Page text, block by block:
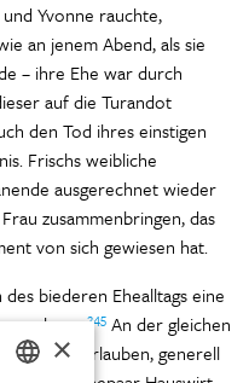
Yvonne rauchte,
an jenem Abend, als sie
– ihre Ehe war durch
auf die Turandot
den Tod ihres einstigen
Frischs weibliche
ausgerechnet wieder
zusammenbringen, das
von sich gewiesen hat.
biederen Ehealltags eine
245 An der gleichen
es nicht erlauben, generell
×